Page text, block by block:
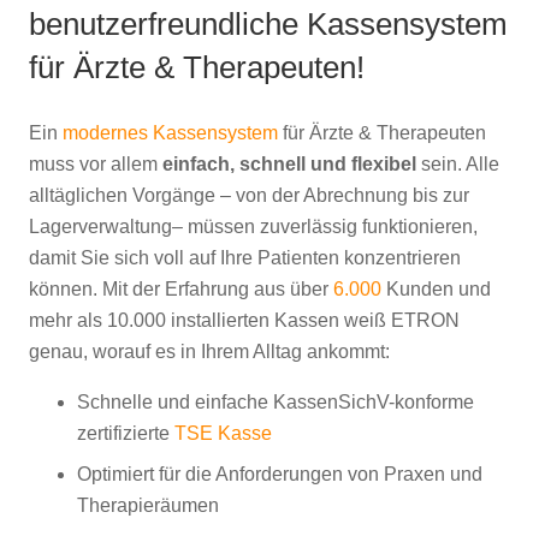
benutzerfreundliche Kassensystem
für Ärzte & Therapeuten!
Ein modernes Kassensystem für Ärzte & Therapeuten
muss vor allem einfach, schnell und flexibel sein. Alle
alltäglichen Vorgänge – von der Abrechnung bis zur
Lagerverwaltung– müssen zuverlässig funktionieren,
damit Sie sich voll auf Ihre Patienten konzentrieren
können. Mit der Erfahrung aus über 6.000 Kunden und
mehr als 10.000 installierten Kassen weiß ETRON
genau, worauf es in Ihrem Alltag ankommt:
Schnelle und einfache KassenSichV-konforme
zertifizierte TSE Kasse
Optimiert für die Anforderungen von Praxen und
Therapieräumen